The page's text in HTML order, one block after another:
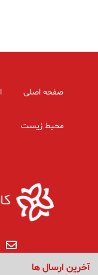
آخرین ارسال ها
صفحه اصلی
محیط زیست